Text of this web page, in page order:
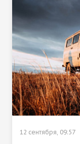
12 сентября, 09:57